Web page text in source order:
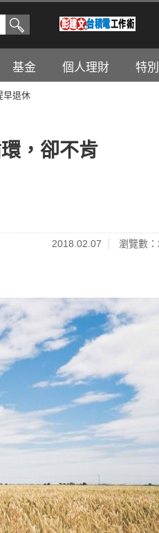
基金 個人理財 特
早退休
，卻不肯
2018.02.07 瀏覽數